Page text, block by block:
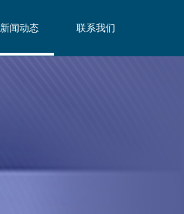
新闻动态 联系我们